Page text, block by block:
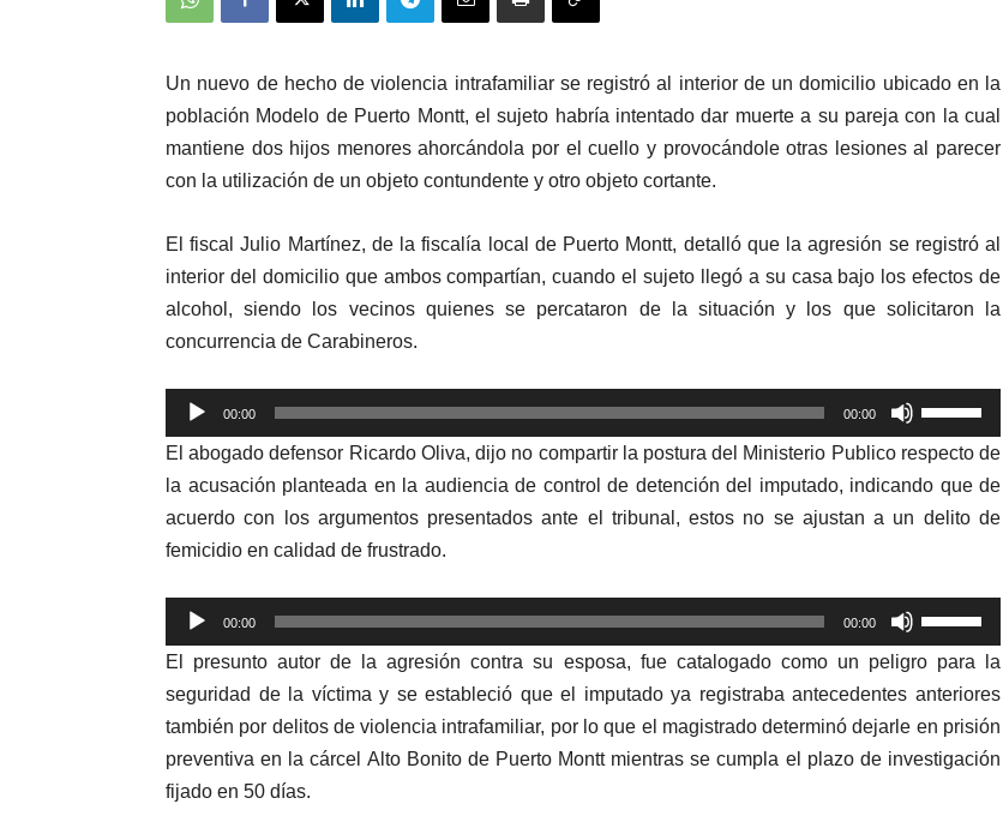
Un nuevo de hecho de violencia intrafamiliar se registró al interior de un domicilio ubicado en la
población Modelo de Puerto Montt, el sujeto habría intentado dar muerte a su pareja con la cual
mantiene dos hijos menores ahorcándola por el cuello y provocándole otras lesiones al parecer
con la utilización de un objeto contundente y otro objeto cortante.
El fiscal Julio Martínez, de la fiscalía local de Puerto Montt, detalló que la agresión se registró al
interior del domicilio que ambos compartían, cuando el sujeto llegó a su casa bajo los efectos de
alcohol, siendo los vecinos quienes se percataron de la situación y los que solicitaron la
concurrencia de Carabineros.
Reproductor
de
audio
00:00 00:00
las
teclas
de
flecha
aumentar
o
disminuir
volumen.
El abogado defensor Ricardo Oliva, dijo no compartir la postura del Ministerio Publico respecto de
la acusación planteada en la audiencia de control de detención del imputado, indicando que de
acuerdo con los argumentos presentados ante el tribunal, estos no se ajustan a un delito de
femicidio en calidad de frustrado.
Reproductor
de
audio
00:00 00:00
las
teclas
de
flecha
arriba/abajo
El presunto autor de la agresión contra su esposa, fue catalogado como un peligro para la
seguridad de la víctima y se estableció que el imputado ya registraba antecedentes anteriores
también por delitos de violencia intrafamiliar, por lo que el magistrado determinó dejarle en prisión
preventiva en la cárcel Alto Bonito de Puerto Montt mientras se cumpla el plazo de investigación
fijado en 50 días.